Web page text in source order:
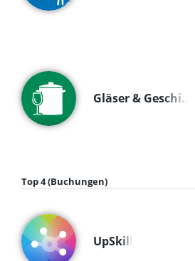
Gläser & Geschi…
Top 4 (Buchungen)
UpSkill